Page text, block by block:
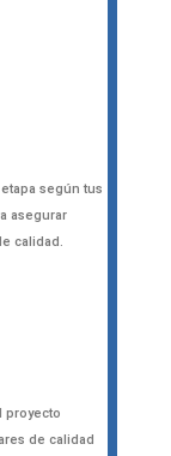
según tus
asegurar
calidad.
proyecto
de calidad